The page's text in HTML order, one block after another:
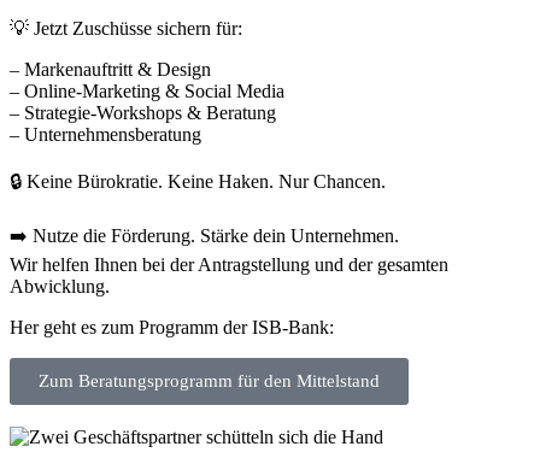
💡 Jetzt Zuschüsse sichern für:
– Markenauftritt & Design
– Online-Marketing & Social Media
– Strategie-Workshops & Beratung
– Unternehmensberatung
🔒 Keine Bürokratie. Keine Haken. Nur Chancen.
➡️ Nutze die Förderung. Stärke dein Unternehmen.
Wir helfen Ihnen bei der Antragstellung und der gesamten
Abwicklung.
Her geht es zum Programm der ISB-Bank:
Zum Beratungsprogramm für den Mittelstand